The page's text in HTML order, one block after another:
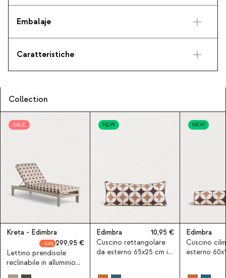
Embalaje
Caratteristiche
Collection
SALE
Kreta - Edimbra
24
299,95
Lettino prendisole
reclinabile in alluminio
Kreta con cuscino in
NEW
Edimbra
10,95
Cuscino rettangolare
da esterno 65x25 cm in
NEW
Edimbra
Cuscino
esterno